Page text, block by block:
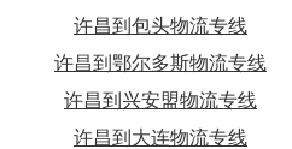
许昌到包头物流专线
许昌到鄂尔多斯物流专线
许昌到兴安盟物流专线
许昌到大连物流专线